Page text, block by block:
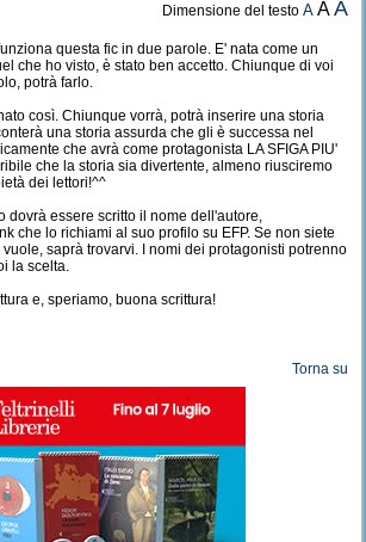
Dimensione del testoA AA
questa fic in due parole. E' nata come un
che ho visto, è stato ben accetto. Chiunque di voi
potrà farlo.
così. Chiunque vorrà, potrà inserire una storia
una storia assurda che gli è successa nel
che avrà come protagonista LA SFIGA PIU'
che la storia sia divertente, almeno riusciremo
dei lettori!^^
dovrà essere scritto il nome dell'autore,
che lo richiami al suo profilo su EFP. Se non siete
saprà trovarvi. I nomi dei protagonisti potrenno
la scelta.
e, speriamo, buona scrittura!
Torna su